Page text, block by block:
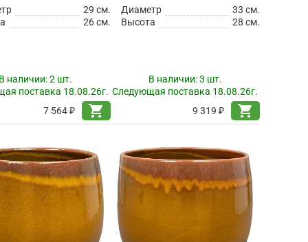
29 см.
26 см.
наличии:2 шт.
поставка 18.08.26г.
7 564 ₽
shopping_cart
Диаметр
33 см.
Высота
28 см.
В наличии:3 шт.
Следующая поставка 18.08.26г.
9 319 ₽
shopping_cart